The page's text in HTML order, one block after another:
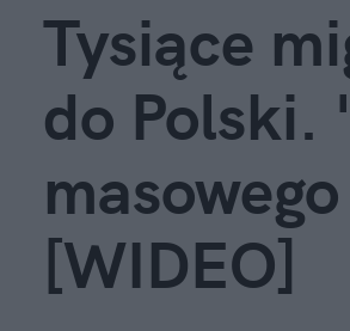
Tysiące
do Polski.
[WIDEO]